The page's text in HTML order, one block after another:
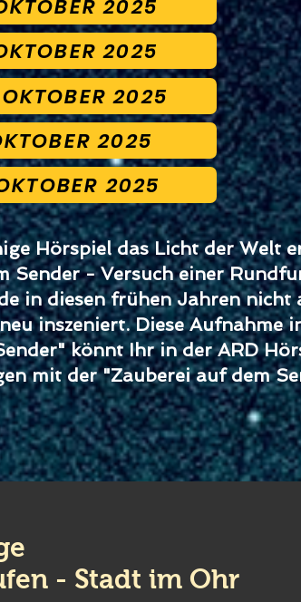
2025
2025
2025
2025
2025
Hörspiel das Licht der Welt
Sender - Versuch einer
in diesen frühen Jahren nicht
inszeniert. Diese Aufnahme
könnt Ihr in der ARD
mit der "Zauberei auf dem
- Stadt im Ohr